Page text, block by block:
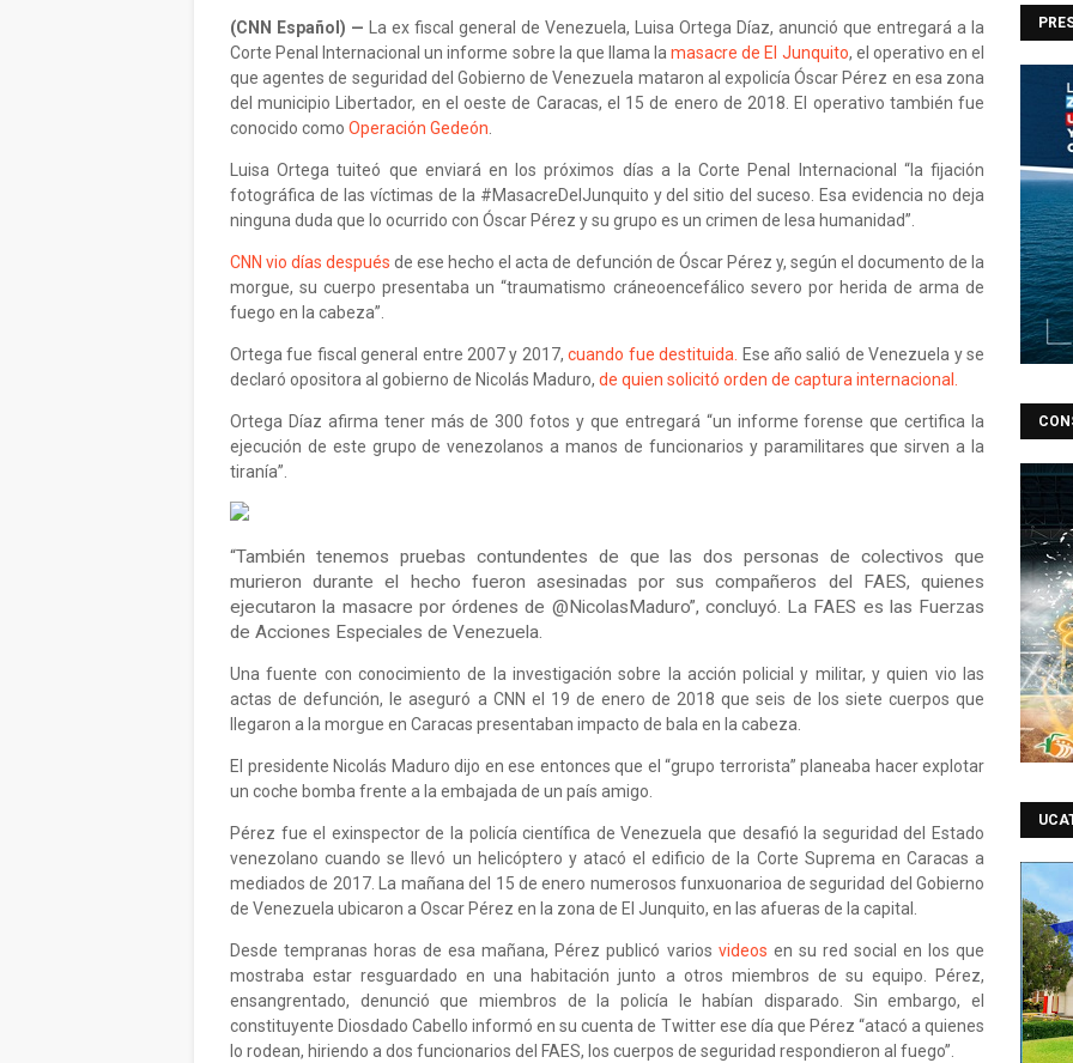
(CNN Español) —
La ex fiscal general de Venezuela, Luisa Ortega Díaz, anunció que entregará a la
Corte Penal Internacional un informe sobre la que llama lamasacre de El Junquito, el operativo en el
que agentes de seguridad del Gobierno de Venezuela mataron al expolicía Óscar Pérez en esa zona
del municipio Libertador, en el oeste de Caracas, el 15 de enero de 2018. El operativo también fue
conocido como Operación Gedeón
Luisa Ortega tuiteó que enviará en los próximos días a la Corte Penal Internacional “la fijación
fotográfica de las víctimas de la #MasacreDelJunquito y del sitio del suceso. Esa evidencia no deja
ninguna duda que lo ocurrido con Óscar Pérez y su grupo es un crimen de lesa humanidad”.
CNN vio días después de ese hecho el acta de defunción de Óscar Pérez y, según el documento de la
morgue, su cuerpo presentaba un “traumatismo cráneoencefálico severo por herida de arma de
fuego en la cabeza”.
Ortega fue fiscal general entre 2007 y 2017,cuando fue destituida.
Ese año salió de Venezuela y se
declaró opositora al gobierno de Nicolás Maduro, de quien solicitó orden de captura internacional.
Ortega Díaz afirma tener más de 300 fotos y que entregará “un informe forense que certifica la
ejecución de este grupo de venezolanos a manos de funcionarios y paramilitares que sirven a la
tiranía”.
“También tenemos pruebas contundentes de que las dos personas de colectivos que
murieron durante el hecho fueron asesinadas por sus compañeros del FAES, quienes
ejecutaron la masacre por órdenes de @NicolasMaduro”, concluyó. La FAES es las Fuerzas
de Acciones Especiales de Venezuela.
Una fuente con conocimiento de la investigación sobre la acción policial y militar, y quien vio las
actas de defunción, le aseguró a CNN el 19 de enero de 2018 que seis de los siete cuerpos que
llegaron a la morgue en Caracas presentaban impacto de bala en la cabeza.
El presidente Nicolás Maduro dijo en ese entonces que el “grupo terrorista” planeaba hacer explotar
un coche bomba frente a la embajada de un país amigo.
Pérez fue el exinspector de la policía científica de Venezuela que desafió la seguridad del Estado
venezolano cuando se llevó un helicóptero y atacó el edificio de la Corte Suprema en Caracas a
mediados de 2017. La mañana del 15 de enero numerosos funxuonarioa de seguridad del Gobierno
de Venezuela ubicaron a Oscar Pérez en la zona de El Junquito, en las afueras de la capital.
Desde tempranas horas de esa mañana, Pérez publicó varios videos en su red social en los que
mostraba estar resguardado en una habitación junto a otros miembros de su equipo. Pérez,
ensangrentado, denunció que miembros de la policía le habían disparado. Sin embargo, el
constituyente Diosdado Cabello informó en su cuenta de Twitter ese día que Pérez “atacó a quienes
lo rodean, hiriendo a dos funcionarios del FAES, los cuerpos de seguridad respondieron al fuego”.